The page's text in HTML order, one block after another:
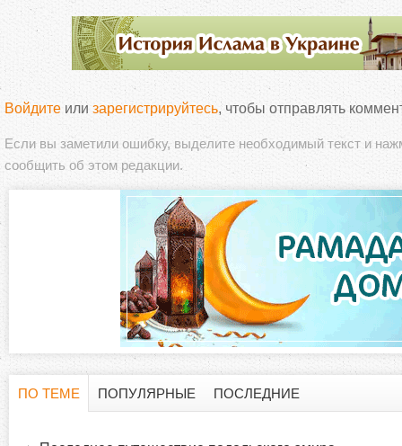
Войдите или зарегистрируйтесь, чтобы отправлять
Если вы заметили ошибку, выделите необходимый текст и
сообщить об этом редакции.
ПО ТЕМЕ
ПОПУЛЯРНЫЕ ПОСЛЕДНИЕ